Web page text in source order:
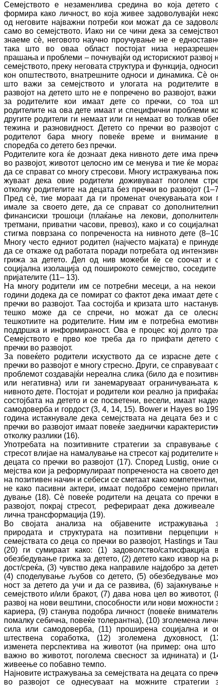
Семејството е незаменлива средина во која де­те­то
формира како личност, во која жи­вее задоволувајќи
од неговите нај­важ­ни потреби кои можат да се
само во семејството. Иако ни се чини дека за
знаеме сѐ, неговото научно проу­чу­ва­ње не е
така што во оваа об­лас­т постојат низа
прашања и про­блеми – почнувајќи од историскиот раз­вој
семејството, преку неговата структура и функција,
кон општеството, внат­­решните односи и динамика. Сѐ
што ва­жи за семејството и улогата на родителите
развојот на детето што не е попречено во раз­војот,
за родителите кои имаат дете со пречки, со тоа
родителите на ова дете имаат и специфични проблеми
дру­ги­те родители ги немаат или ги немаат во тол­кав
тежина и разновидност. Детето со пречки во развојот
родителот бара мно­гу повеќе време и внимание
споредба со детето без пречки.
Ро­ди­телите кога ќе дознаат дека нивното дете има
во развојот, животот це­лос­но им се менува и тие ќе
да се спра­ват со многу стресови. Многу истражувања
жуваат дека овие родители доживуваат по­го­лем
отколку родителите на децата без пречки во развојот (
Пред сѐ, тие мо­ра­ат да ги променат очекувањата кои
имале за своето дете, да се справат со
финансиски трошоци (плаќање на ле­кови,
третмани, приватни ча­со­ви, превоз), како и со
стиг­ма поврзана со попреченоста на нивното дете
Многу често едниот родител (нај­често мајката) е
да се откаже од работата поради потребата од
гри­жа за детето. Дел од нив можеби ќе се соо­чат и
социјална изолација од по­ши­ро­ко­то семејство,
пријателите (11– 13).
На многу родители им се потребни месеци, а на некои
години додека да се помират со фактот дека има­ат дете
пречки во развојот. Таа сос­тој­ба и кризата што
тешко може да се спре­чи, но можат да се
тешкотиите на родителите. Ним им е потребна
под­дршка и информираност. Ова е процес кој долго
Семејството е прво кое треба да го прифати детето
пречки во развојот.
За повеќето родители искуството да се из­рас­не дете
пречки во развојот е многу стрес­но. Други, се справуваат
проблемот соз­да­вајќи нереална слика (било да е
или негативна) или ги занемаруваат ог­ра­ничувањата
нивното дете. Постојат и ро­ди­тели кои реално ја
состојбата на детето и се посветени, весели, имаат
самодоверба и гордост (3, 4, 14, 15). Bowerи Hayes во
година ис­так­нувале дека семејствата на децата без и
пречки во развојот имаат повеќе заед­нич­ки
отколку разлики (16).
Употребата на позитивните стратегии за спра­ву­вање
стресот влијае на намалување на стресот кај родителите
децата со преч­ки во развојот (17). Според Lustig, оние
меј­ства кои ја реформулираат по­пре­че­носта на своето
на позитивен начин и се­бе­си се сметаат како компетентни,
не како па­сивни актери, имаат подобро семејно
дување (18). Сè повеќе родители на де­ца­та со пречки
развојот, покрај стресот, ре­фе­ри­раат дека
лична транс­фор­ма­ци­ја (19).
Во својата анализа на објавените ис­тра­жу­ва­ња
природата и структурата на позитивни пер­цепции
семејствата со деца со пречки во развојот, Hastingsи
(20)ги су­мираат како: (1) за­до­вол­ство­/са­тисфакција
обезбедување грижа за де­те­то, (2) детето како извор на
дост/сре­ќа, (3) чувство дека направиле најдобро за
(4) спо­де­лу­вање љубов со детето, (5) обез­бе­дување
ност за детето да учи и да се развива, (6) за­јакнување
семејството и/или бракот, (7) да­ва нова цел во животот,
развој на нови веш­­тини, способности или но­ви можности
ка­риера, (9) станува по­доб­ра личност (по­веќе
помалку се­бична, повеќе то­лерантна), (10) зголемена
сила или самодоверба, (11) проширена со­ци­јална и
штествена соработка, (12) зго­ле­ме­на ду­хов­ност,
изменета пер­спек­ти­ва на жи­во­тот (на пример: она што
важно во животот, по­го­лема свесност за иднината) и
жи­вее­ње со побавно темпо.
Нај­новите истражувања за семејствата на де­ца­та со
во развојот се однесуваат на можните стратегии